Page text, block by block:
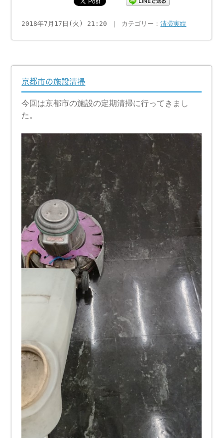
2018年7月17日(火) 21:20 ｜ カテゴリー：清掃実績
京都市の施設清掃
今回は京都市の施設の定期清掃に行ってきまし
た。